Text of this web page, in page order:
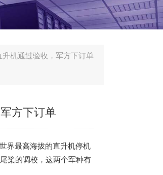
机通过验收，军方下订单
方下订单
界最高海拔的直升机停机
桨的调校，这两个军种有